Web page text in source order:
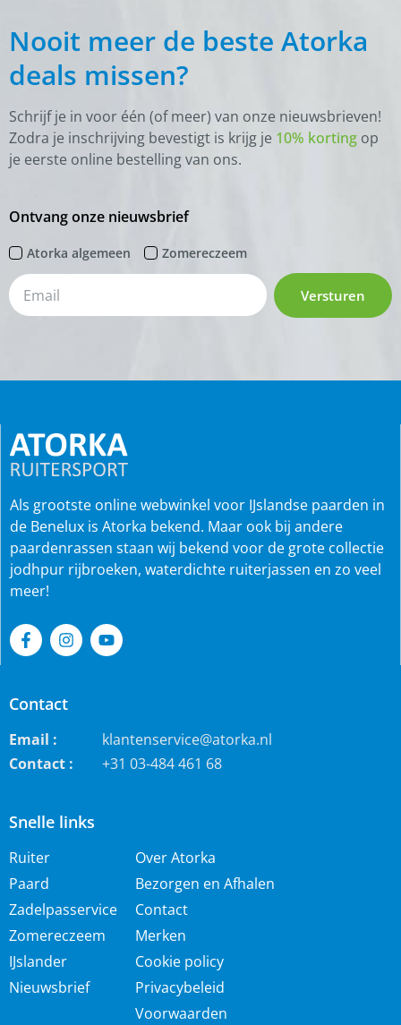
Nooit meer de beste Atorka
deals missen?
Schrijf je in voor één (of meer) van onze nieuwsbrieven!
Zodra je inschrijving bevestigt is krijg je 10% korting op
je eerste online bestelling van ons.
Ontvang onze nieuwsbrief
Atorka algemeen Zomereczeem
Versturen
Snelle links
Ruiter
Paard
Zadelpasservice
Zomereczeem
IJslander
Nieuwsbrief
Over Atorka
Bezorgen en Afhalen
Contact
Merken
Cookie policy
Privacybeleid
Voorwaarden
Als grootste online webwinkel voor IJslandse paarden in
de Benelux is Atorka bekend. Maar ook bij andere
paardenrassen staan wij bekend voor de grote collectie
jodhpur rijbroeken, waterdichte ruiterjassen en zo veel
meer!
Contact
Email :
klantenservice@atorka.nl
Contact :
+31 03-484 461 68